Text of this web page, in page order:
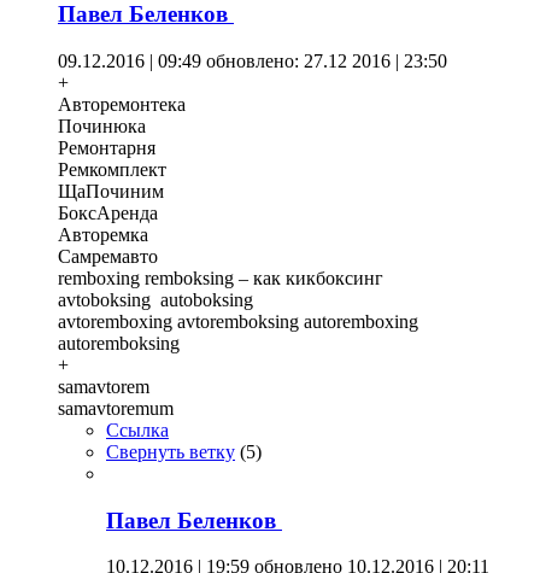
Павел Беленков
09.12.2016 | 09:49 обновлено: 27.12 2016 | 23:50
+
Авторемонтека
Починюка
Ремонтарня
Ремкомплект
ЩаПочиним
БоксАренда
Авторемка
Самремавто
remboxing remboksing – как кикбоксинг
avtoboksing autoboksing
avtoremboxing avtoremboksing autoremboxing
autoremboksing
+
samavtorem
samavtoremum
Ссылка
Свернуть ветку (5)
Павел Беленков
10.12.2016 | 19:59 обновлено 10.12.2016 | 20:11